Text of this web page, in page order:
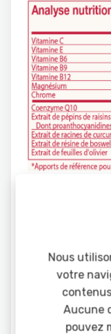
Ce
les
Nous
votre
Aucune
pouvez